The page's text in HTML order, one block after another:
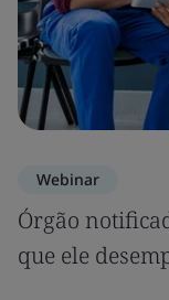
Webinar
Órgão
que ele